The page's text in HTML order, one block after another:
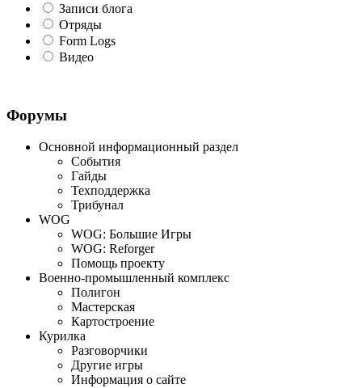
Записи блога
Отряды
Form Logs
Видео
Форумы
Основной информационный раздел
События
Гайды
Техподдержка
Трибунал
WOG
WOG: Большие Игры
WOG: Reforger
Помощь проекту
Военно-промышленный комплекс
Полигон
Мастерская
Картостроение
Курилка
Разговорчики
Другие игры
Информация о сайте